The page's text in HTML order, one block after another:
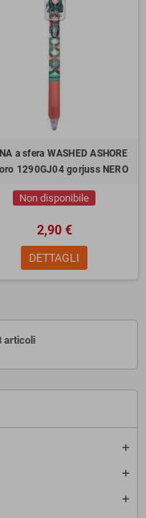
add
add
add
a sfera WASHED ASHORE
1290GJ04 gorjuss NERO
Non disponibile
2,90 €
DETTAGLI
articoli